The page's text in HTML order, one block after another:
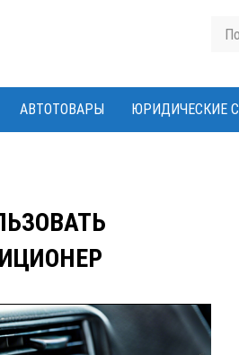
АВТОТОВАРЫ ЮРИДИЧЕСКИЕ